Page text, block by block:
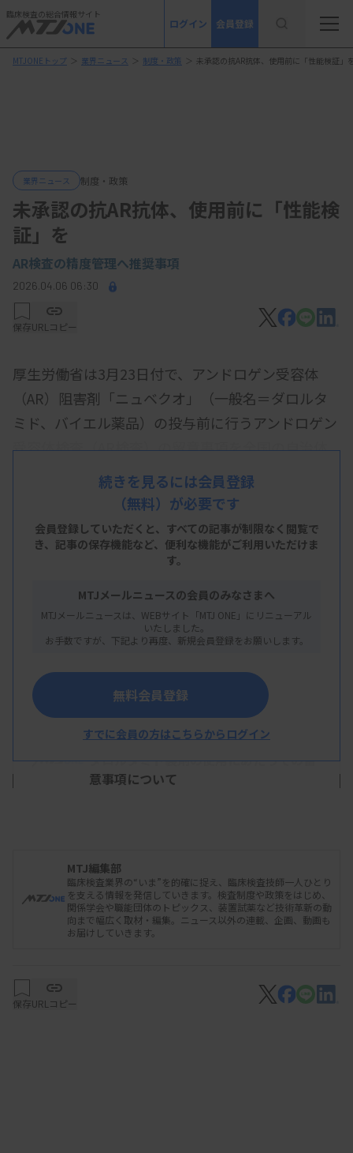
臨床検査の総合情報サイト
ログイン 会員登録
MTJONEトップ ＞ 業界ニュース ＞ 制度・政策 ＞ 未承認の抗AR抗体、使用前に「性能検証」
業界ニュース 制度・政策
未承認の抗AR抗体、使用前に「性能検
証」を
AR検査の精度管理へ推奨事項
2026.04.06 06:30
保存URLコピー
厚生労働省は3月23日付で、アンドロゲン受容体
（AR）阻害剤「ニュベクオ」（一般名＝ダロルタ
ミド、バイエル薬品）の投与前に行うアンドロゲン
受容体検査（AR検査）の留意事項を全国の自治体
精度管理のための推奨事項を示し、具体的には、▽
試薬や手順に変更が生じた場合、使用実績のある過
去試薬や試料などで性能検証を実施する▽導入前
検証するほか、検査の手順書を作成する―などとし
行政情報 2026/03/25 07:17
ダロルタミド製剤の使用にあたっての留
意事項について
本ニュースは、後日発行の「THE MEDICAL & TEST
JOURNAL」より、一部を先行してお届けしています。より詳
しい内容をご覧いただきたい方は こちら（無料試読・年間購
続きを見るには会員登録
（無料）が必要です
会員登録していただくと、すべての記事が制限なく閲覧で
き、 記事の保存機能など、便利な機能がご利用いただけま
す。
MTJメールニュースの会員のみなさまへ
MTJメールニュースは、WEBサイト「MTJ ONE」にリニューアル
いたしました。
お手数ですが、下記より再度、新規会員登録をお願いします。
無料会員登録
すでに会員の方はこちらからログイン
MTJ編集部
臨床検査業界の“いま”を的確に捉え、臨床検査技師一人ひとり
を支える情報を発信していきます。検査制度や政策をはじめ、
関係学会や職能団体のトピックス、装置試薬など技術革新の動
向まで幅広く取材・編集。ニュース以外の連載、企画、動画も
お届けしていきます。
保存URLコピー